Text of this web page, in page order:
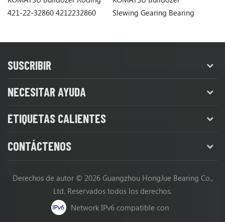
421-22-32860 4212232860
Slewing Gearing Bearing
SUSCRIBIR
NECESITAR AYUDA
ETIQUETAS CALIENTES
CONTÁCTENOS
Derechos de autor © 2026 Guangzhou HongJue Bearing Co.,
Ltd. Reservados todos los derechos.
Network IPv6 compatible con